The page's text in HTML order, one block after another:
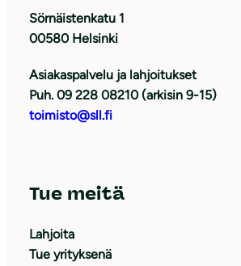
Sörnäistenkatu 1
00580 Helsinki
Asiakaspalvelu ja lahjoitukset
Puh. 09 228 08210 (arkisin 9-15)
toimisto@sll.fi
Tue meitä
Lahjoita
Tue yrityksenä